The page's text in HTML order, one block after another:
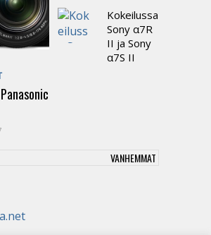
Kokeilussa
Sony α7R
II ja Sony
α7S II
VANHEMMAT